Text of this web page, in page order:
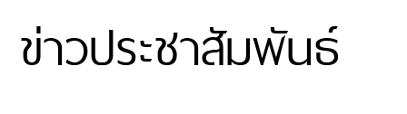
ข่าวประชาสัมพันธ์